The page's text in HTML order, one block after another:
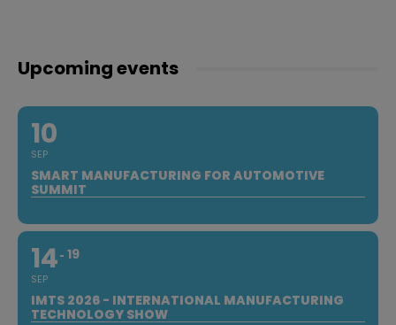
Upcoming events
10
SEP
SMART MANUFACTURING FOR AUTOMOTIVE
SUMMIT
14
SEP
19
IMTS 2026 - INTERNATIONAL MANUFACTURING
TECHNOLOGY SHOW